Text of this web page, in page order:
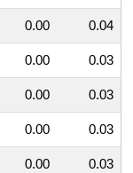
0.00 0.04
0.00 0.03
0.00 0.03
0.00 0.03
0.00 0.03